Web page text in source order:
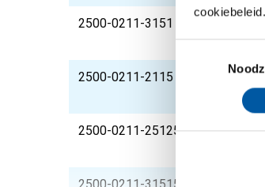
2500-0211-3151
Rvs
100
2500-0211-2115
Rvs
100
2500-0211-2512515
Rvs